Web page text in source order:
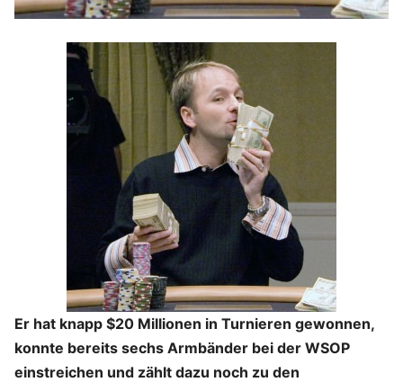
Er hat knapp $20 Millionen in Turnieren gewonnen,
konnte bereits sechs Armbänder bei der WSOP
einstreichen und zählt dazu noch zu den